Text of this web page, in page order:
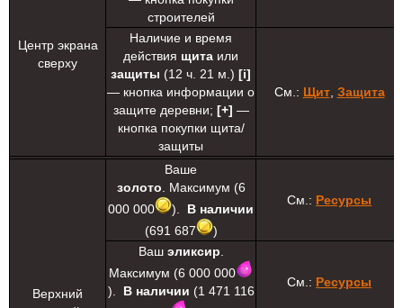
Центр экрана
сверху
строителей
Наличие и время
действия щита или
защиты (12 ч. 21 м.) [i]
— кнопка информации о
защите деревни; [+] —
кнопка покупки щита/
защиты
См.: Щит, Защита
Верхний
Ваше
золото . Максимум (6
000 000
). В наличии
(691 687
)
См.: Ресурсы
Ваш эликсир
Максимум (6 000 000
). В наличии (1 471 116
См.: Ресурсы